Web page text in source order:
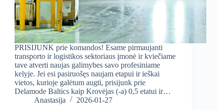
PRISIJUNK prie komandos! Esame pirmaujanti
transporto ir logistikos sektoriaus įmonė ir kviečiame
tave atverti naujas galimybes savo profesiniame
kelyje. Jei esi pasiruošęs naujam etapui ir ieškai
vietos, kurioje galėtum augti, prisijunk prie
Delamode Baltics kaip Krovėjas (-a) 0,5 etatui ir…
Anastasija
2026-01-27